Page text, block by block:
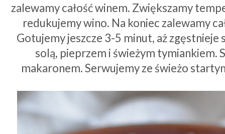
zalewamy całość winem. Zwiększamy
redukujemy wino. Na koniec zalewamy
Gotujemy jeszcze 3-5 minut, aż zgęstnieje
solą, pieprzem i świeżym tymiankiem.
makaronem. Serwujemy ze świeżo